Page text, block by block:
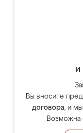
и
Вы вносите
договора, и мы
Возможна